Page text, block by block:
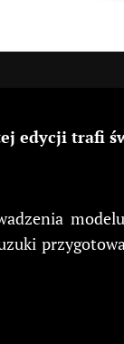
edycji trafi